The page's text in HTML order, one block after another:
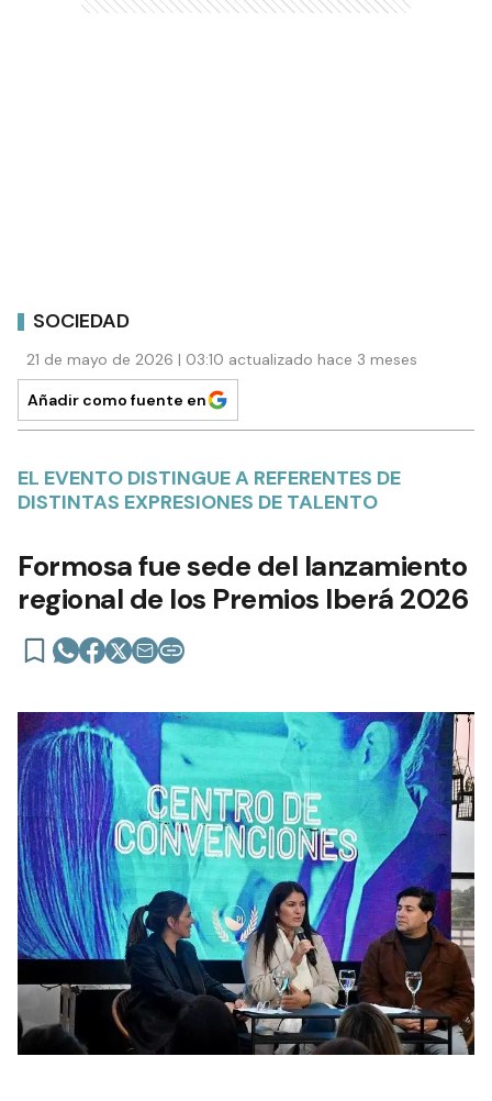
SOCIEDAD
21 de mayo de 2026 | 03:10 actualizado hace 3 meses
Añadir como fuente en
EL EVENTO DISTINGUE A REFERENTES DE
DISTINTAS EXPRESIONES DE TALENTO
Formosa fue sede del lanzamiento
regional de los Premios Iberá 2026